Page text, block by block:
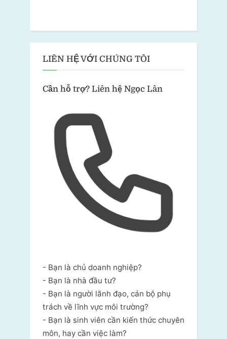
LIÊN HỆ VỚI CHÚNG TÔI
Cần hỗ trợ? Liên hệ Ngọc Lân
- Bạn là chủ doanh nghiệp?
- Bạn là nhà đầu tư?
- Bạn là người lãnh đạo, cán bộ phụ
trách về lĩnh vực môi trường?
- Bạn là sinh viên cần kiến thức chuyên
môn, hay cần việc làm?